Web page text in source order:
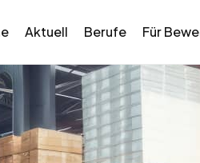
Aktuell Berufe Für